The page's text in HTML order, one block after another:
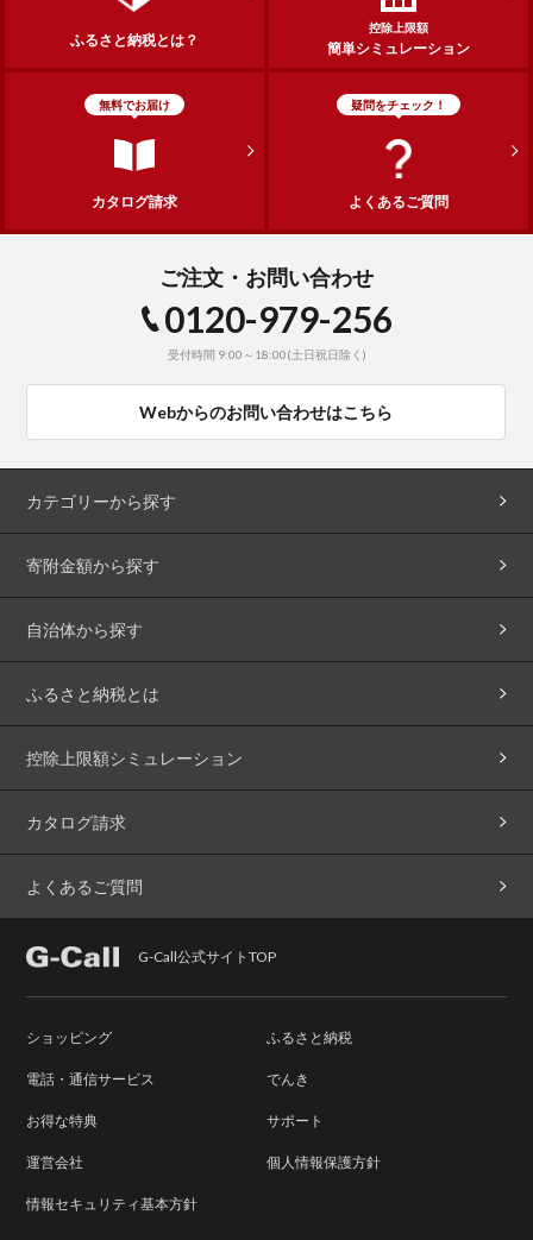
ふるさと納税とは？
控除上限額
簡単シミュレーション
無料でお届け
カタログ請求
疑問をチェック！
よくあるご質問
ご注文・お問い合わせ
0120-979-256
受付時間 9:00～18:00(土日祝日除く)
Webからのお問い合わせはこちら
カテゴリーから探す
寄附金額から探す
自治体から探す
ふるさと納税とは
控除上限額シミュレーション
カタログ請求
よくあるご質問
G-Call公式サイトTOP
ショッピング ふるさと納税
電話・通信サービス でんき
お得な特典 サポート
運営会社 個人情報保護方針
情報セキュリティ基本方針